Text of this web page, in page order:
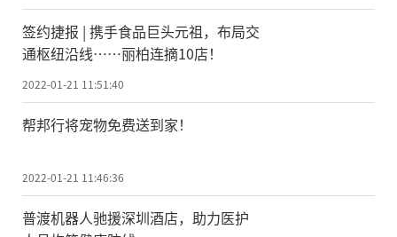
签约捷报 | 携手食品巨头元祖，布局交
通枢纽沿线……丽柏连摘10店！
2022-01-21 11:51:40
帮邦行将宠物免费送到家！
2022-01-21 11:46:36
普渡机器人驰援深圳酒店，助力医护